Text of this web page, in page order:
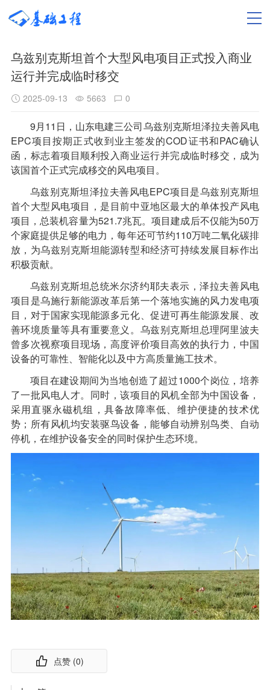
乌兹别克斯坦首个大型风电项目正式投入商业
运行并完成临时移交
2025-09-13 5663 0
9月11日，山东电建三公司乌兹别克斯坦泽拉夫善风电
EPC项目按期正式收到业主签发的COD证书和PAC确认
函，标志着项目顺利投入商业运行并完成临时移交，成为
该国首个正式完成移交的风电项目。
乌兹别克斯坦泽拉夫善风电EPC项目是乌兹别克斯坦
首个大型风电项目，是目前中亚地区最大的单体投产风电
项目，总装机容量为521.7兆瓦。项目建成后不仅能为50万
个家庭提供足够的电力，每年还可节约110万吨二氧化碳排
放，为乌兹别克斯坦能源转型和经济可持续发展目标作出
积极贡献。
乌兹别克斯坦总统米尔济约耶夫表示，泽拉夫善风电
项目是乌施行新能源改革后第一个落地实施的风力发电项
目，对于国家实现能源多元化、促进可再生能源发展、改
善环境质量等具有重要意义。乌兹别克斯坦总理阿里波夫
曾多次视察项目现场，高度评价项目高效的执行力，中国
设备的可靠性、智能化以及中方高质量施工技术。
项目在建设期间为当地创造了超过1000个岗位，培养
了一批风电人才。同时，该项目的风机全部为中国设备，
采用直驱永磁机组，具备故障率低、维护便捷的技术优
势；所有风机均安装驱鸟设备，能够自动辨别鸟类、自动
停机，在维护设备安全的同时保护生态环境。
点赞 (0)